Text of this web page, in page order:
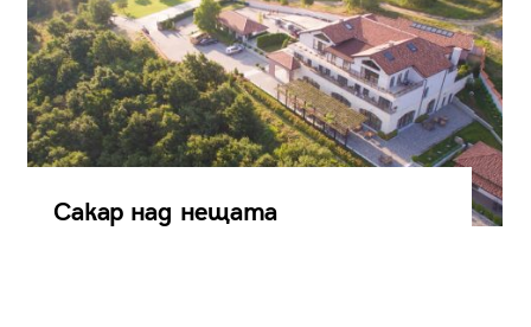
Сакар над нещата